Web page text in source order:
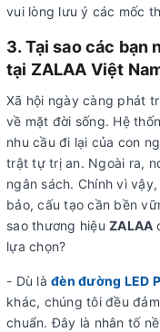
vui lòng lưu ý các mốc
3. Tại sao các bạn
tại ZALAA Việt
Xã hội ngày càng phát
về mặt đời sống. Hệ
nhu cầu đi lại của con
trật tự trị an. Ngoài ra,
ngân sách. Chính vì
bảo, cấu tạo cần bền
sao thương hiệu ZALAA
lựa chọn?
- Dù là đèn đường LED
khác, chúng tôi đều
chuẩn. Đây là nhân tố